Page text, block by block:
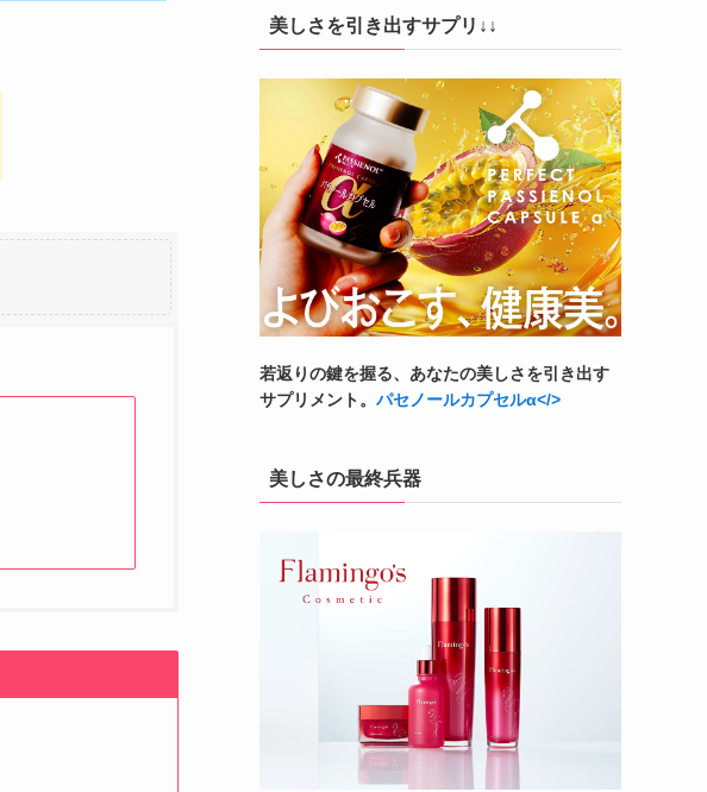
美しさを引き出すサプリ↓↓
若返りの鍵を握る、あなたの美しさを引き出す
サプリメント。 パセノールカプセルα</>
美しさの最終兵器